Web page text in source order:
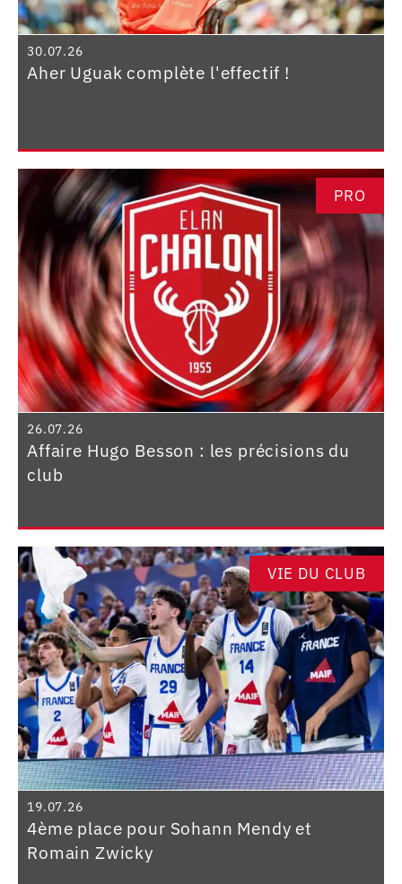
30.07.26
Aher Uguak complète l'effectif !
PRO
26.07.26
Affaire Hugo Besson : les précisions du
club
VIE DU CLUB
19.07.26
4ème place pour Sohann Mendy et
Romain Zwicky